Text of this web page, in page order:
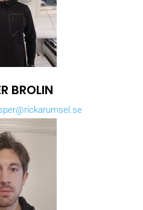
BROLIN